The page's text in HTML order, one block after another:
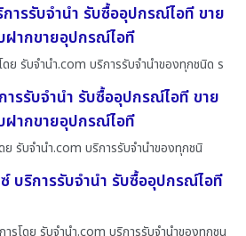
ารรับจำนำ รับซื้ออุปกรณ์ไอที ขาย
ฝากขายอุปกรณ์ไอที
ย รับจํานํา.com บริการรับจำนำของทุกชนิด ร
รรับจำนำ รับซื้ออุปกรณ์ไอที ขาย
ฝากขายอุปกรณ์ไอที
ย รับจํานํา.com บริการรับจำนำของทุกชนิ
บริการรับจำนำ รับซื้ออุปกรณ์ไอที
ารโดย รับจํานํา.com บริการรับจำนำของทุกชน